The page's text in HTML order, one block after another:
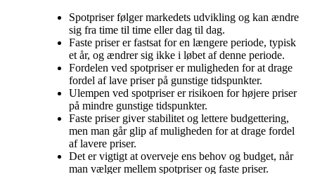
Spotpriser følger markedets udvikling og kan ændre
sig fra time til time eller dag til dag.
Faste priser er fastsat for en længere periode, typisk
et år, og ændrer sig ikke i løbet af denne periode.
Fordelen ved spotpriser er muligheden for at drage
fordel af lave priser på gunstige tidspunkter.
Ulempen ved spotpriser er risikoen for højere priser
på mindre gunstige tidspunkter.
Faste priser giver stabilitet og lettere budgettering,
men man går glip af muligheden for at drage fordel
af lavere priser.
Det er vigtigt at overveje ens behov og budget, når
man vælger mellem spotpriser og faste priser.